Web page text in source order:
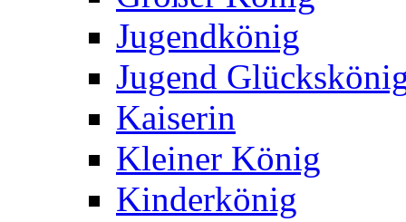
Jugendkönig
Jugend
Kaiserin
Kleiner König
Kinderkönig